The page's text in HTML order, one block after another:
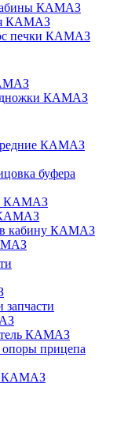
КАМАЗ
КАМАЗ
печки КАМАЗ
КАМАЗ
КАМАЗ
буфера
КАМАЗ
КАМАЗ
кабину КАМАЗ
КАМАЗ
прицепа
КАМАЗ